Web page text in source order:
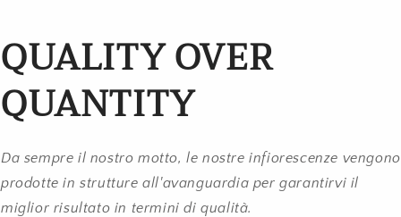
QUALITY OVER
QUANTITY
Da sempre il nostro motto, le nostre infiorescenze vengono
prodotte in strutture all'avanguardia per garantirvi il
miglior risultato in termini di qualità.